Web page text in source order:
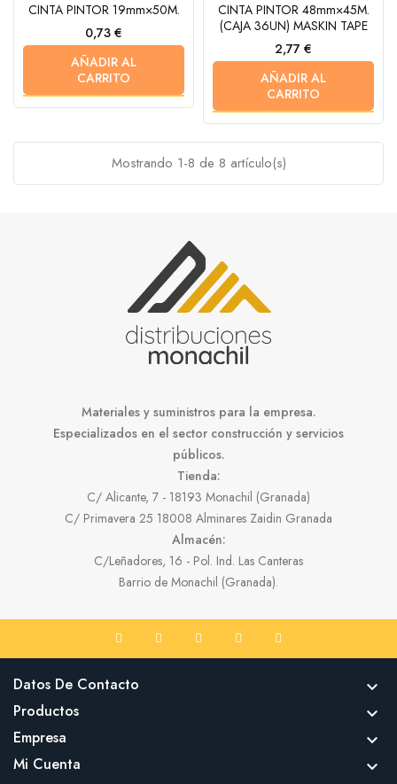
CINTA PINTOR 19mm×50M.
Precio
0,73 €
AÑADIR AL
CARRITO
CINTA PINTOR 48mm×45M.
(CAJA 36UN) MASKIN TAPE
Precio
2,77 €
AÑADIR AL
CARRITO
Mostrando 1-8 de 8 artículo(s)
Materiales y suministros para la empresa.
Especializados en el sector construcción y servicios
públicos.
Tienda:
C/ Alicante, 7 - 18193 Monachil (Granada)
C/ Primavera 25 18008 Alminares Zaidin Granada
Almacén:
C/Leñadores, 16 - Pol. Ind. Las Canteras
Barrio de Monachil (Granada).
Datos De Contacto 
Productos 
Empresa 
Mi Cuenta 